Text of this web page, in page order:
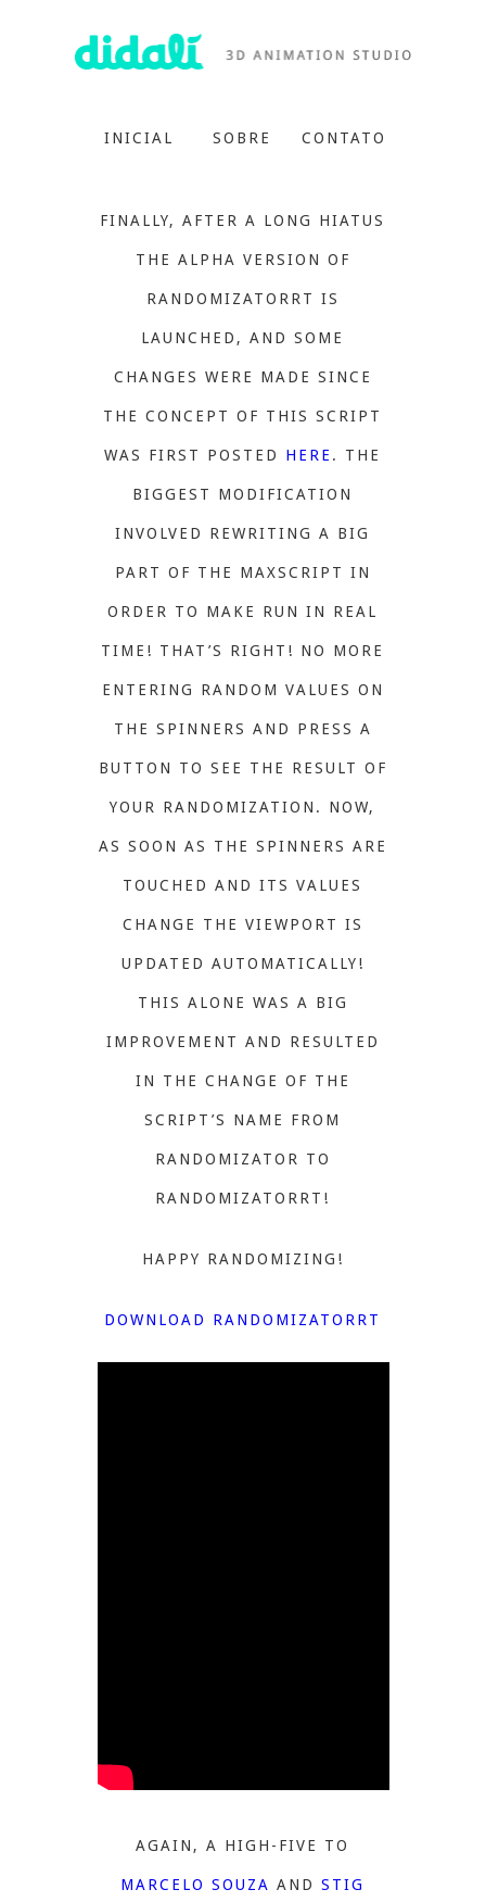
INICIAL SOBRE CONTATO
FINALLY, AFTER A LONG HIATUS
THE ALPHA VERSION OF
RANDOMIZATORRT IS
LAUNCHED, AND SOME
CHANGES WERE MADE SINCE
THE CONCEPT OF THIS SCRIPT
WAS FIRST POSTED HERE . THE
BIGGEST MODIFICATION
INVOLVED REWRITING A BIG
PART OF THE MAXSCRIPT IN
ORDER TO MAKE RUN IN REAL
TIME! THAT’S RIGHT! NO MORE
ENTERING RANDOM VALUES ON
THE SPINNERS AND PRESS A
BUTTON TO SEE THE RESULT OF
YOUR RANDOMIZATION. NOW,
AS SOON AS THE SPINNERS ARE
TOUCHED AND ITS VALUES
CHANGE THE VIEWPORT IS
UPDATED AUTOMATICALLY!
THIS ALONE WAS A BIG
IMPROVEMENT AND RESULTED
IN THE CHANGE OF THE
SCRIPT’S NAME FROM
RANDOMIZATOR TO
RANDOMIZATORRT!
HAPPY RANDOMIZING!
DOWNLOAD RANDOMIZATORRT
AGAIN, A HIGH-FIVE TO
MARCELO SOUZA ANDSTIG